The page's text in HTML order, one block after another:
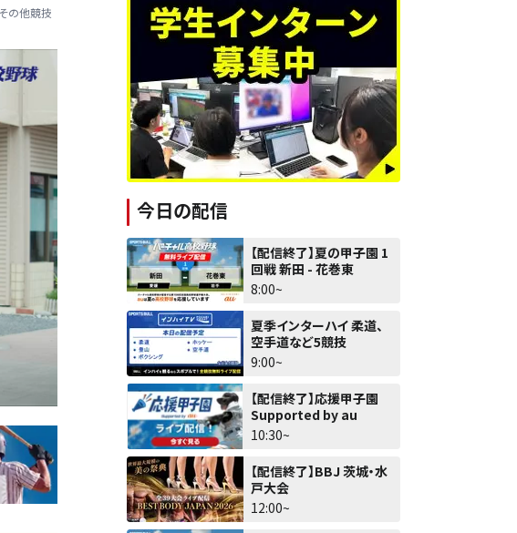
その他競技
今日の配信
【配信終了】夏の甲子園 1
回戦 新田 - 花巻東
8:00~
夏季インターハイ 柔道、
空手道など5競技
9:00~
【配信終了】応援甲子園
Supported by au
10:30~
【配信終了】BBJ 茨城・水
戸大会
12:00~